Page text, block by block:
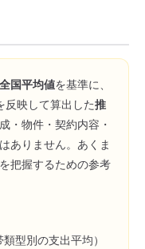
全国平均値を基準に、
反映して算出した推
・物件・契約内容・
ありません。あくま
把握するための参考
型別の支出平均）